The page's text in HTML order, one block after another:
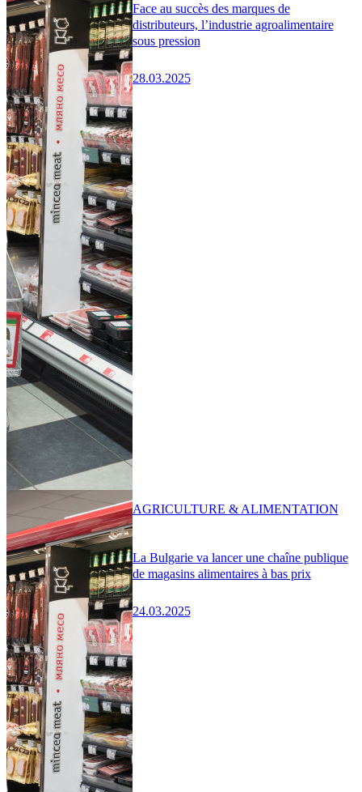
Face au succès des marques de
distributeurs, l’industrie agroalimentaire
sous pression
28.03.2025
La Bulgarie va lancer une chaîne publique
de magasins alimentaires à bas prix
24.03.2025
AGRICULTURE & ALIMENTATION